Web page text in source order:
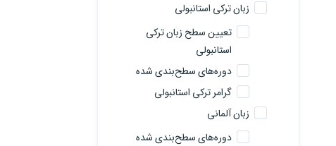
زبان ترکی استانبولی
تعیین سطح زبان ترکی
استانبولی
دوره‌های سطح‌بندی شده
گرامر ترکی استانبولی
زبان آلمانی
دوره‌های سطح‌بندی شده